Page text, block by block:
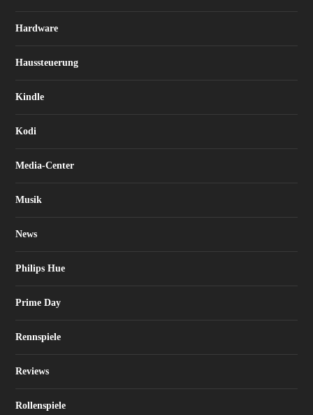
Hardware
Haussteuerung
Kindle
Kodi
Media-Center
Musik
News
Philips Hue
Prime Day
Rennspiele
Reviews
Rollenspiele